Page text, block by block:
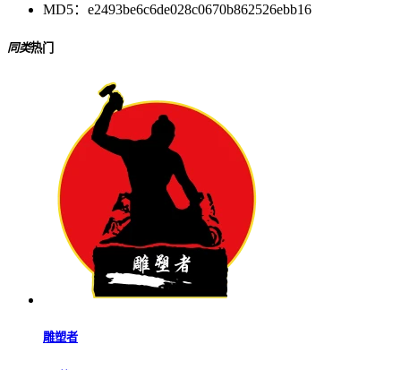
MD5： e2493be6c6de028c0670b862526ebb16
同类热门
雕塑者